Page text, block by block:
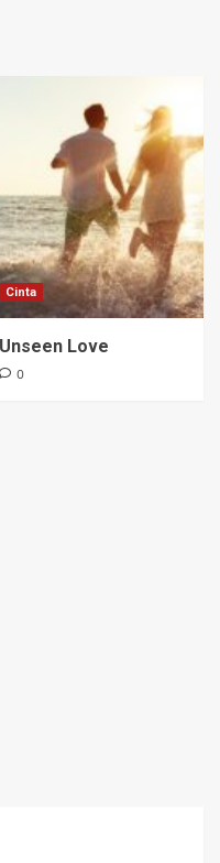
Cinta
Unseen Love
0